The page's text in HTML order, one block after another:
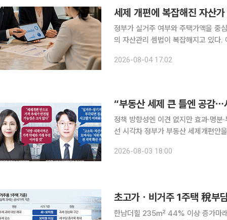
세제 개편에 복잡해진 자산
정부가 실거주 여부와 주택가액을 중
의 자산관리 셈법이 복잡해지고 있다.
2026-08-04 17:02
“부동산 세제 큰 틀엔 공감
정책 방향성엔 이견 없지만 효과·명분
선 시각차 정부가 부동산 세제개편안을 내놓으면서 실거주 1주택자 보호와 초고가·비거주 주택 과세
날지, 정책의 명분은 충분한지, 예상
2026-08-03 18:00
한남더힐 235㎡ 44% 이상 증가마래